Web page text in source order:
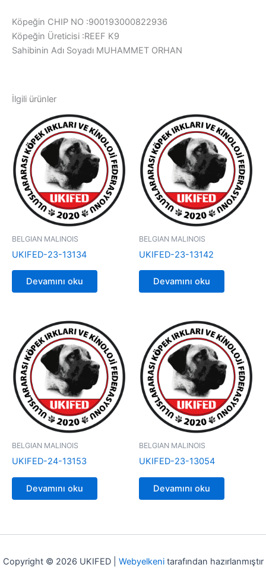
Köpeğin CHIP NO :900193000822936
Köpeğin Üreticisi :REEF K9
Sahibinin Adı Soyadı MUHAMMET ORHAN
İlgili ürünler
BELGIAN MALINOIS
UKIFED-23-13134
Devamını oku
BELGIAN MALINOIS
UKIFED-23-13142
Devamını oku
BELGIAN MALINOIS
UKIFED-24-13153
Devamını oku
BELGIAN MALINOIS
UKIFED-23-13054
Devamını oku
Copyright © 2026 UKIFED | Webyelkenitarafından hazırlanmıştır